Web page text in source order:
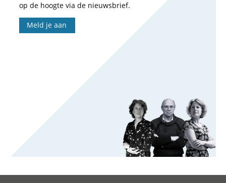
op de hoogte via de nieuwsbrief.
Meld je aan